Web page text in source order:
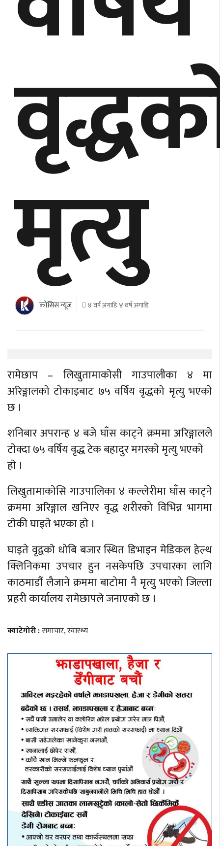
मृत्युु
काेसिस न्यूज ४ वर्ष अगाडि ४ वर्ष अगाडि
रामेछाप – लिखुतामाकाेसी गाउपालीका ४ मा
अरिङ्गालकाे टाेकाइबाट ७५ वर्षिय वृद्धकाे मृत्यु भएकाे
छ ।
शनिबार अपरान्ह ४ बजे घाँस काट्ने क्रममा अरिङ्गालले
टाेक्दा ७५ वर्षिय वृद्ध टेक बहादुर मगरकाे मृत्यु भएकाे
हाे ।
लिखुतामाकाेसि गाउपालिका ४ कल्लेरीमा घाँस काट्ने
क्रममा अरिङ्गाल खनिएर वृद्ध शरीरको विभिन्न भागमा
टाेकी घाइते भएका हाे ।
घाइते वृद्वकाे धाेबि बजार स्थित डिभाइन मेडिकल हेल्थ
क्लिनिकमा उपचार हुन नसकेपछि उपचारका लागि
काठमाडौं लैजाने क्रममा बाटाेमा नै मृत्युु भएकाे जिल्ला
प्रहरी कार्यालय रामेछापले जनाएकाे छ ।
क्याटेगोरी :समाचार,स्वास्थ्य